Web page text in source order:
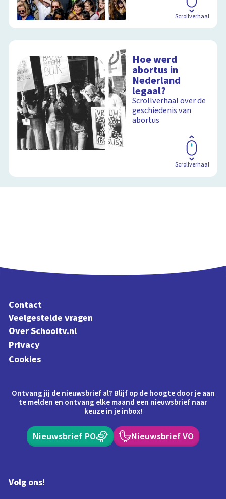
Scrollverhaal
Hoe werd
abortus in
Nederland
legaal?
Scrollverhaal over de
geschiedenis van
abortus
Scrollverhaal
Contact
Veelgestelde vragen
Over Schooltv.nl
Privacy
Cookies
Ontvang jij de nieuwsbrief al? Blijf op de hoogte door je aan
te melden en ontvang elke maand een nieuwsbrief naar
keuze in je inbox!
Nieuwsbrief PO Nieuwsbrief VO
Volg ons!